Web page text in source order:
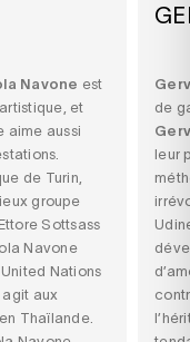
Navone est
et
aime aussi
de Turin,
groupe
Sottsass
Navone
Nations
agit aux
Thaïlande.
de
leur